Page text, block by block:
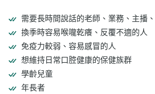
需要長時間說話的老師、業務、主播
換季時容易喉嚨乾癢、反覆不適的人
免疫力較弱、容易感冒的人
想維持日常口腔健康的保健族群
學齡兒童
年長者